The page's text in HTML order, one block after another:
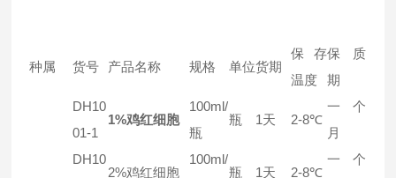
种属 货号 产品名称 规格 单位货期
保存
温度
保质
期
DH10
01-1
1%鸡红细胞
100ml/
瓶
瓶 1天 2-8℃
一个
月
DH10
2%鸡红细胞
100ml/
瓶
1天 2-8℃
一个